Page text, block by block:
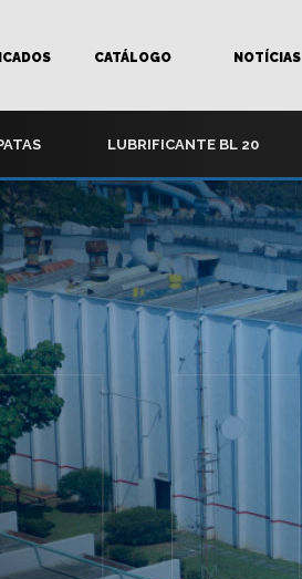
LUBRIFICANTE BL 20
CATÁLOGO NOTÍCIAS